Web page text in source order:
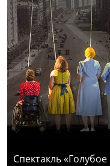
Спектакль